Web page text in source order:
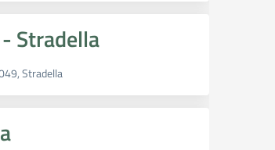
- Stradella
Stradella